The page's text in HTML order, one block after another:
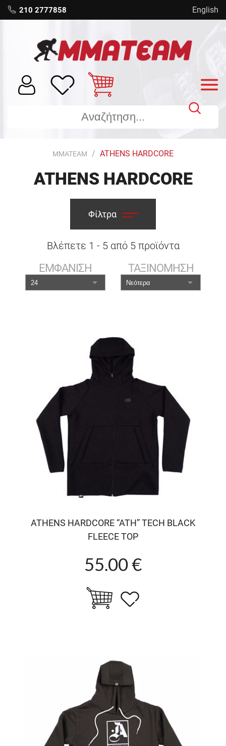
210 2777858 English
MMATEAM ATHENS HARDCORE
ATHENS HARDCORE
Φίλτρα
Βλέπετε 1 - 5από 5προϊόντα
ΕΜΦΑΝΙΣΗ ΤΑΞΙΝΟΜΗΣΗ
ATHENS HARDCORE “ATH” TECH BLACK
FLEECE TOP
55.00 €